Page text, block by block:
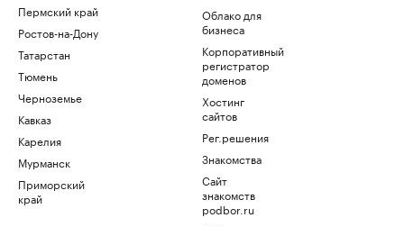
Пермский край
Ростов-на-Дону
Татарстан
Тюмень
Черноземье
Кавказ
Карелия
Мурманск
Приморский
край
Облако для
бизнеса
Корпоративный
регистратор
доменов
Хостинг
сайтов
Рег.решения
Знакомства
Сайт
знакомств
podbor.ru